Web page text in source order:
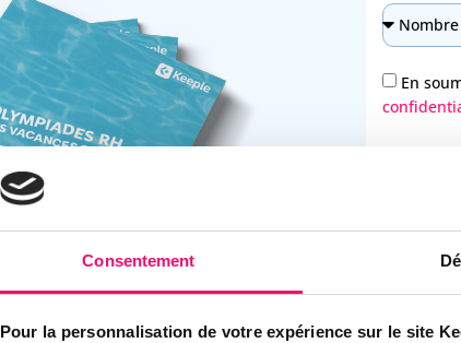
Consentement
Pour la personnalisation de votre expérience sur le site
En